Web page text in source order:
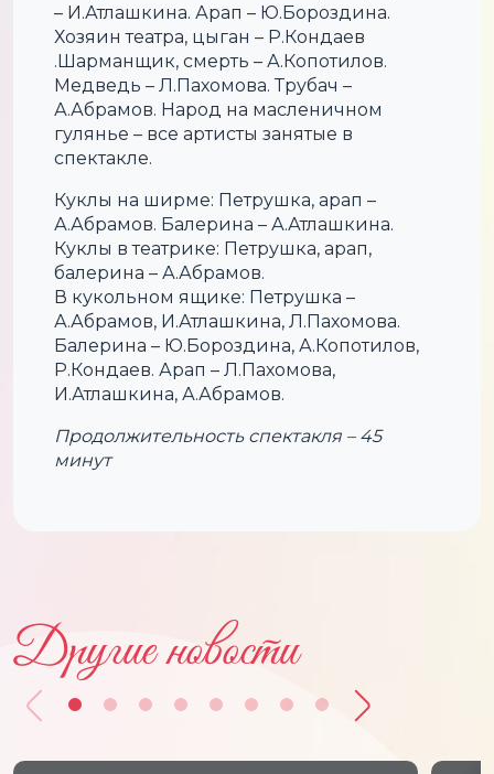
– И.Атлашкина. Арап – Ю.Бороздина.
Хозяин театра, цыган – Р.Кондаев
.Шарманщик, смерть – А.Копотилов.
Медведь – Л.Пахомова. Трубач –
А.Абрамов. Народ на масленичном
гулянье – все артисты занятые в
спектакле.
Куклы на ширме: Петрушка, арап –
А.Абрамов. Балерина – А.Атлашкина.
Куклы в театрике: Петрушка, арап,
балерина – А.Абрамов.
В кукольном ящике: Петрушка –
А.Абрамов, И.Атлашкина, Л.Пахомова.
Балерина – Ю.Бороздина, А.Копотилов,
Р.Кондаев. Арап – Л.Пахомова,
И.Атлашкина, А.Абрамов.
Продолжительность спектакля – 45
минут
Другие новости